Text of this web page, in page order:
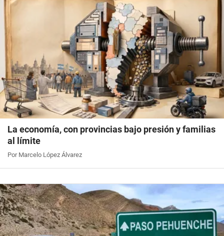
La economía, con provincias bajo presión y familias
al límite
Por Marcelo López Álvarez